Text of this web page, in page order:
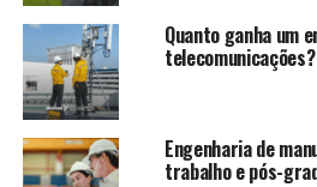
Quanto ganha um
Engenharia de
trabalho e pós-